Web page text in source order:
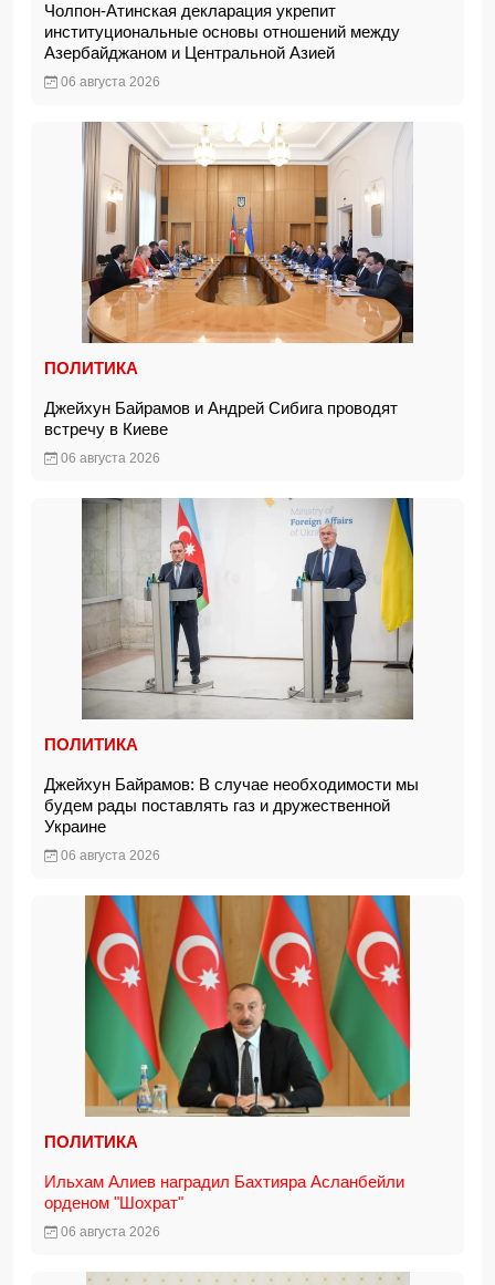
Чолпон-Атинская декларация укрепит
институциональные основы отношений между
Азербайджаном и Центральной Азией
06 августа 2026
ПОЛИТИКА
Джейхун Байрамов и Андрей Сибига проводят
встречу в Киеве
06 августа 2026
ПОЛИТИКА
Джейхун Байрамов: В случае необходимости мы
будем рады поставлять газ и дружественной
Украине
06 августа 2026
ПОЛИТИКА
Ильхам Алиев наградил Бахтияра Асланбейли
орденом "Шохрат"
06 августа 2026